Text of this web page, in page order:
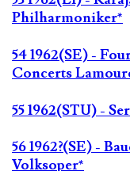
Philharmoniker*
54 1962(SE) -
Concerts
55 1962(STU) -
56 1962?(SE) -
Volksoper*